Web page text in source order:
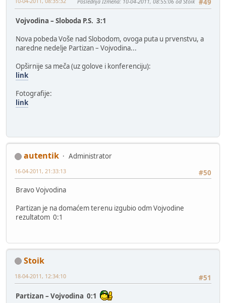
#49
Vojvodina – Sloboda P.S. 3:1
Nova pobeda Voše nad Slobodom, ovoga puta u prvenstvu, a
naredne nedelje Partizan – Vojvodina...
Opširnije sa meča (uz golove i konferenciju):
link
Fotografije:
link
autentik
Administrator
#50
16-04-2011, 21:33:13
Bravo Vojvodina
Partizan je na domaćem terenu izgubio odm Vojvodine
rezultatom 0:1
Stoik
#51
18-04-2011, 12:34:10
Partizan – Vojvodina 0:1